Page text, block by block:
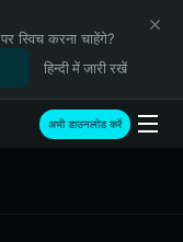
पर स्विच करना चाहेंगे?
हिन्दी में जारी रखें
अभी डाउनलोड करें